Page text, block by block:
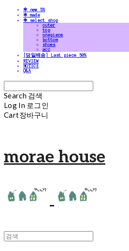
✻ new 5%
✻ made
✻ select shop
outer
top
onepiece
bottom
shoes
acc
[당일배송] Last piece 50%
REVIEW
NOTICE
Q&A
Search 검색
Log In 로그인
Cart장바구니
morae house